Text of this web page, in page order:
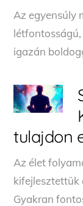
Az egyensúly
létfontosságú,
igazán
tulajdon
Az élet
kifejlesztettük
Gyakran